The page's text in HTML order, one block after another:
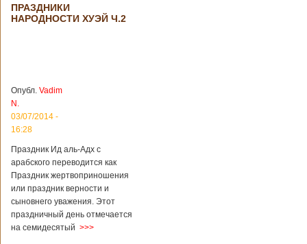
ПРАЗДНИКИ
НАРОДНОСТИ ХУЭЙ Ч.2
Опубл. Vadim
N.
03/07/2014 -
16:28
Праздник Ид аль-Адх с
арабского переводится как
Праздник жертвоприношения
или праздник верности и
сыновнего уважения. Этот
праздничный день отмечается
на семидесятый >>>